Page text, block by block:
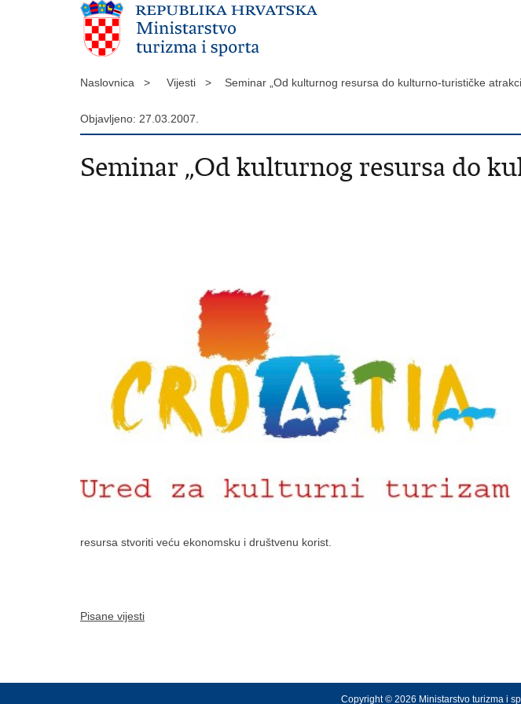
Naslovnica > Vijesti > Seminar „Od kulturnog resursa do kulturno-turističke
Objavljeno: 27.03.2007.
Seminar „Od kulturnog resursa do
resursa stvoriti veću ekonomsku i društvenu korist.
Pisane vijesti
Copyright © 2026 Ministarstvo turizma i